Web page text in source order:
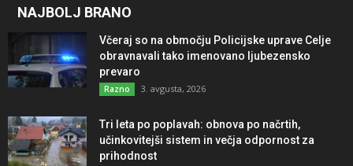
NAJBOLJ BRANO
Včeraj so na območju Policijske uprave Celje
obravnavali tako imenovano ljubezensko
prevaro
Razno 3. avgusta, 2026
Tri leta po poplavah: obnova po načrtih,
učinkovitejši sistem in večja odpornost za
prihodnost